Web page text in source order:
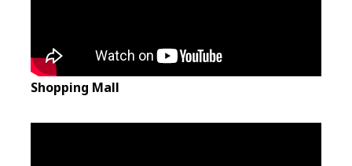
Shopping Mall